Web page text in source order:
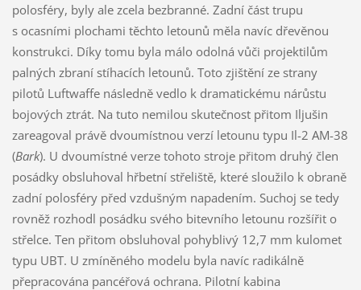
polosféry, byly ale zcela bezbranné. Zadní část trupu
s ocasními plochami těchto letounů měla navíc dřevěnou
konstrukci. Díky tomu byla málo odolná vůči projektilům
palných zbraní stíhacích letounů. Toto zjištění ze strany
pilotů Luftwaffe následně vedlo k dramatickému nárůstu
bojových ztrát. Na tuto nemilou skutečnost přitom Iljušin
zareagoval právě dvoumístnou verzí letounu typu Il-2 AM-38
(Bark). U dvoumístné verze tohoto stroje přitom druhý člen
posádky obsluhoval hřbetní střeliště, které sloužilo k obraně
zadní polosféry před vzdušným napadením. Suchoj se tedy
rovněž rozhodl posádku svého bitevního letounu rozšířit o
střelce. Ten přitom obsluhoval pohyblivý 12,7 mm kulomet
typu UBT. U zmíněného modelu byla navíc radikálně
přepracována pancéřová ochrana. Pilotní kabina